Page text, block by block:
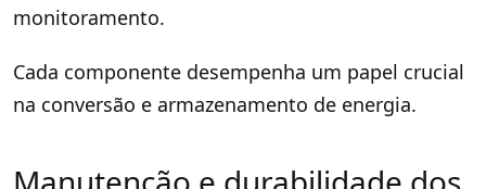
monitoramento.
Cada componente desempenha um papel crucial
na conversão e armazenamento de energia.